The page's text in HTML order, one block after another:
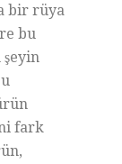
bir rüya
bu
fark